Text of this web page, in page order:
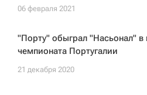
06 февраля 2021
"Порту" обыграл "Насьонал" в
чемпионата Португалии
21 декабря 2020